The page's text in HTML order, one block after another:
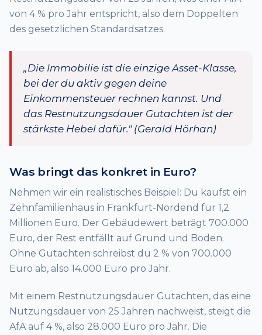
von 4 % pro Jahr entspricht, also dem Doppelten
des gesetzlichen Standardsatzes.
„Die Immobilie ist die einzige Asset-Klasse,
bei der du aktiv gegen deine
Einkommensteuer rechnen kannst. Und
das Restnutzungsdauer Gutachten ist der
stärkste Hebel dafür." (Gerald Hörhan)
Was bringt das konkret in Euro?
Nehmen wir ein realistisches Beispiel: Du kaufst ein
Zehnfamilienhaus in Frankfurt-Nordend für 1,2
Millionen Euro. Der Gebäudewert beträgt 700.000
Euro, der Rest entfällt auf Grund und Boden.
Ohne Gutachten schreibst du 2 % von 700.000
Euro ab, also 14.000 Euro pro Jahr.
Mit einem Restnutzungsdauer Gutachten, das eine
Nutzungsdauer von 25 Jahren nachweist, steigt die
AfA auf 4 %, also 28.000 Euro pro Jahr. Die